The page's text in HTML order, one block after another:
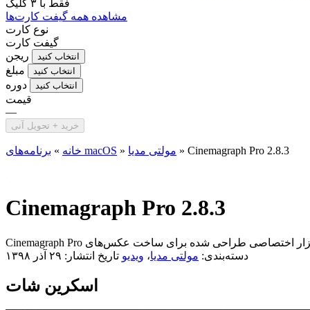
فقط با ۳ کلیک
مشاهده همه گیفت کارت‌ها
نوع کارت
گیفت کارت
ریجن
انتخاب کنید
مبلغ انتخاب کنید
دوره انتخاب کنید
قیمت
—
خرید + تحویل آنی
خانه » برنامه‌های macOS » مولتی مدیا » Cinemagraph Pro 2.8.3
Cinemagraph Pro 2.8.3
دسته‌بندی: مولتی مدیا، ویدیو تاریخ انتشار: ۲۹ آذر ۱۳۹۸
اسکرین شات